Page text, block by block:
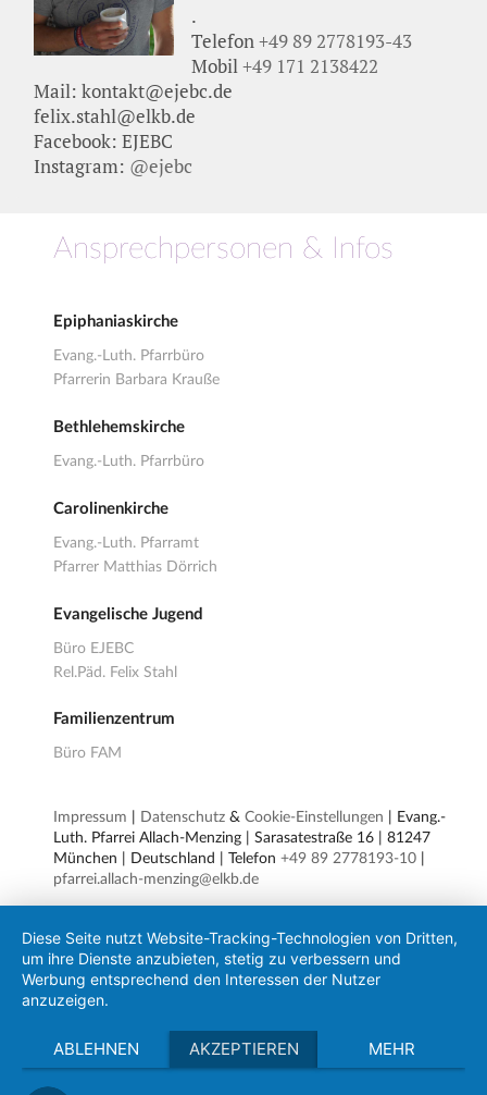
.
Telefon+49 89 2778193-43
Mobil+49 171 2138422
Mail: kontakt@ejebc.de
felix.stahl@elkb.de
Facebook: EJEBC
Instagram: @ejebc
Ansprechpersonen & Infos
Epiphaniaskirche
Evang.-Luth. Pfarrbüro
Pfarrerin Barbara Krauße
Bethlehemskirche
Evang.-Luth. Pfarrbüro
Carolinenkirche
Evang.-Luth. Pfarramt
Pfarrer Matthias Dörrich
Evangelische Jugend
Büro EJEBC
Rel.Päd. Felix Stahl
Familienzentrum
Büro FAM
Impressum Datenschutz & Cookie-Einstellungen | Evang.-
Luth. Pfarrei Allach-Menzing | Sarasatestraße 16 | 81247
München | Deutschland | Telefon +49 89 2778193-10
pfarrei.allach-menzing@elkb.de
Diese Seite nutzt Website-Tracking-Technologien von Dritten,
um ihre Dienste anzubieten, stetig zu verbessern und
Werbung entsprechend den Interessen der Nutzer
anzuzeigen.
ABLEHNEN AKZEPTIEREN MEHR